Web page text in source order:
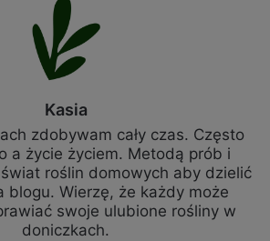
Kasia
zdobywam cały czas. Często
a życie życiem. Metodą prób i
roślin domowych aby dzielić
blogu. Wierzę, że każdy może
swoje ulubione rośliny w
doniczkach.